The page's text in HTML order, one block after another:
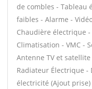
de combles - Tableau
faibles - Alarme -
Chaudière électrique
Climatisation - VMC -
Antenne TV et
Radiateur Électrique -
électricité (Ajout